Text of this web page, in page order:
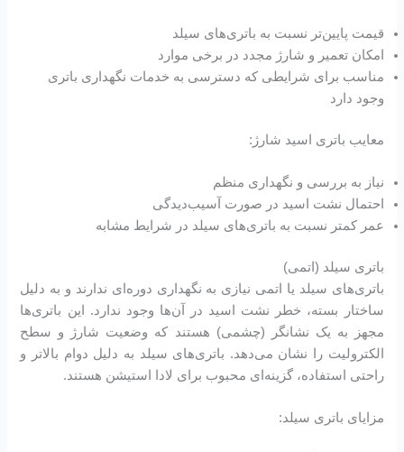
قیمت پایین‌تر نسبت به باتری‌های سیلد
امکان تعمیر و شارژ مجدد در برخی موارد
مناسب برای شرایطی که دسترسی به خدمات نگهداری باتری
وجود دارد
معایب باتری اسید شارژ:
نیاز به بررسی و نگهداری منظم
احتمال نشت اسید در صورت آسیب‌دیدگی
عمر کمتر نسبت به باتری‌های سیلد در شرایط مشابه
باتری سیلد (اتمی)
باتری‌های سیلد یا اتمی نیازی به نگهداری دوره‌ای ندارند و به دلیل
ساختار بسته، خطر نشت اسید در آن‌ها وجود ندارد. این باتری‌ها
مجهز به یک نشانگر (چشمی) هستند که وضعیت شارژ و سطح
الکترولیت را نشان می‌دهد. باتری‌های سیلد به دلیل دوام بالاتر و
راحتی استفاده، گزینه‌ای محبوب برای لادا استیشن هستند.
مزایای باتری سیلد: